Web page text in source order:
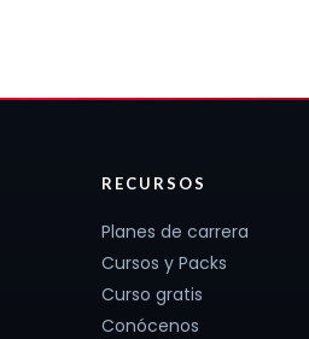
RECURSOS
Planes de carrera
Cursos y Packs
Curso gratis
Conócenos